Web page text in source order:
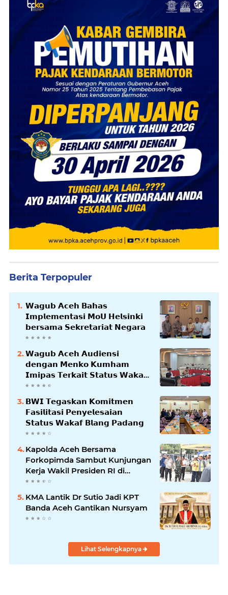
Berita Terpopuler
𝗪𝗮𝗴𝘂𝗯 𝗔𝗰𝗲𝗵 𝗕𝗮𝗵𝗮𝘀
𝗜𝗺𝗽𝗹𝗲𝗺𝗲𝗻𝘁𝗮𝘀𝗶 𝗠𝗼𝗨 𝗛𝗲𝗹𝘀𝗶𝗻𝗸𝗶
𝗯𝗲𝗿𝘀𝗮𝗺𝗮 𝗦𝗲𝗸𝗿𝗲𝘁𝗮𝗿𝗶𝗮𝘁 𝗡𝗲𝗴𝗮𝗿𝗮
𝗪𝗮𝗴𝘂𝗯 𝗔𝗰𝗲𝗵 𝗔𝘂𝗱𝗶𝗲𝗻𝘀𝗶
𝗱𝗲𝗻𝗴𝗮𝗻 𝗠𝗲𝗻𝗸𝗼 𝗞𝘂𝗺𝗵𝗮𝗺
𝗜𝗺𝗶𝗽𝗮𝘀 𝗧𝗲𝗿𝗸𝗮𝗶𝘁 𝗦𝘁𝗮𝘁𝘂𝘀 𝗪𝗮𝗸𝗮𝗳
𝗕𝗹𝗮𝗻𝗴𝗽𝗮𝗱𝗮𝗻𝗴
𝗕𝗪𝗜 𝗧𝗲𝗴𝗮𝘀𝗸𝗮𝗻 𝗞𝗼𝗺𝗶𝘁𝗺𝗲𝗻
𝗙𝗮𝘀𝗶𝗹𝗶𝘁𝗮𝘀𝗶 𝗣𝗲𝗻𝘆𝗲𝗹𝗲𝘀𝗮𝗶𝗮𝗻
𝗦𝘁𝗮𝘁𝘂𝘀 𝗪𝗮𝗸𝗮𝗳 𝗕𝗹𝗮𝗻𝗴 𝗣𝗮𝗱𝗮𝗻𝗴
Kapolda Aceh Bersama
Forkopimda Sambut Kunjungan
Kerja Wakil Presiden RI di
Kabupaten Bireuen
KMA Lantik Dr Sutio Jadi KPT
Banda Aceh Gantikan Nursyam
Lihat Selengkapnya